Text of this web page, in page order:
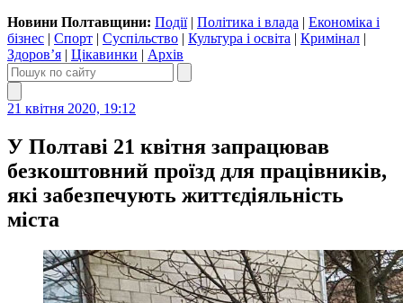
Новини Полтавщини: Події| Політика і влада | Економіка і
бізнес | Спорт | Суспільство | Культура і освіта | Кримінал |
Здоров’я | Цікавинки | Архів
21 квітня 2020, 19:12
У Полтаві 21 квітня запрацював
безкоштовний проїзд для працівників,
які забезпечують життєдіяльність
міста